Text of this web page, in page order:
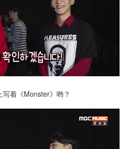
写着《Monster》哟？